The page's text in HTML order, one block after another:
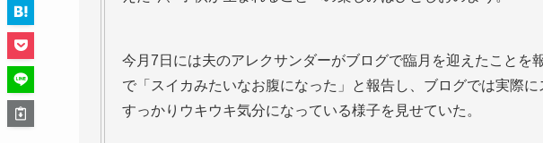
今月7日には夫のアレクサンダーがブログで臨月を迎えたことを
で「スイカみたいなお腹になった」と報告し、ブログでは実際に
すっかりウキウキ気分になっている様子を見せていた。